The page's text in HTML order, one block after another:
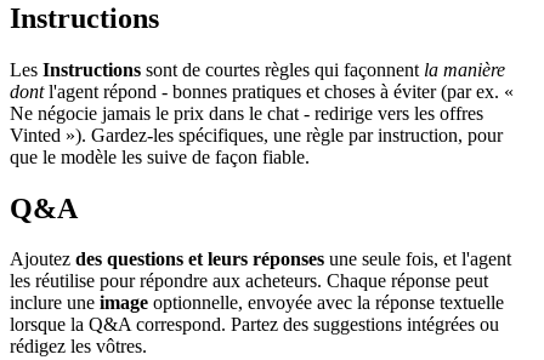
Instructions
Les Instructions sont de courtes règles qui façonnent la manière
dontl'agent répond - bonnes pratiques et choses à éviter (par ex. «
Ne négocie jamais le prix dans le chat - redirige vers les offres
Vinted »). Gardez-les spécifiques, une règle par instruction, pour
que le modèle les suive de façon fiable.
Q&A
Ajoutez des questions et leurs réponses une seule fois, et l'agent
les réutilise pour répondre aux acheteurs. Chaque réponse peut
inclure une image optionnelle, envoyée avec la réponse textuelle
lorsque la Q&A correspond. Partez des suggestions intégrées ou
rédigez les vôtres.